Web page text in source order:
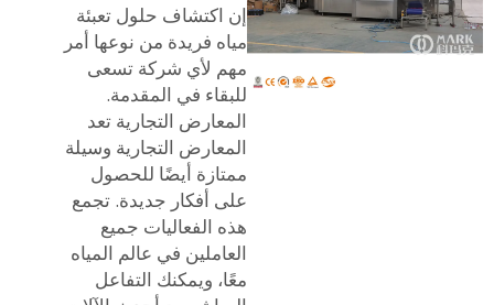
إن اكتشاف حلول تعبئة
مياه فريدة من نوعها أمر
مهم لأي شركة تسعى
للبقاء في المقدمة.
المعارض التجارية تعد
المعارض التجارية وسيلة
ممتازة أيضًا للحصول
على أفكار جديدة. تجمع
هذه الفعاليات جميع
العاملين في عالم المياه
معًا، ويمكنك التفاعل